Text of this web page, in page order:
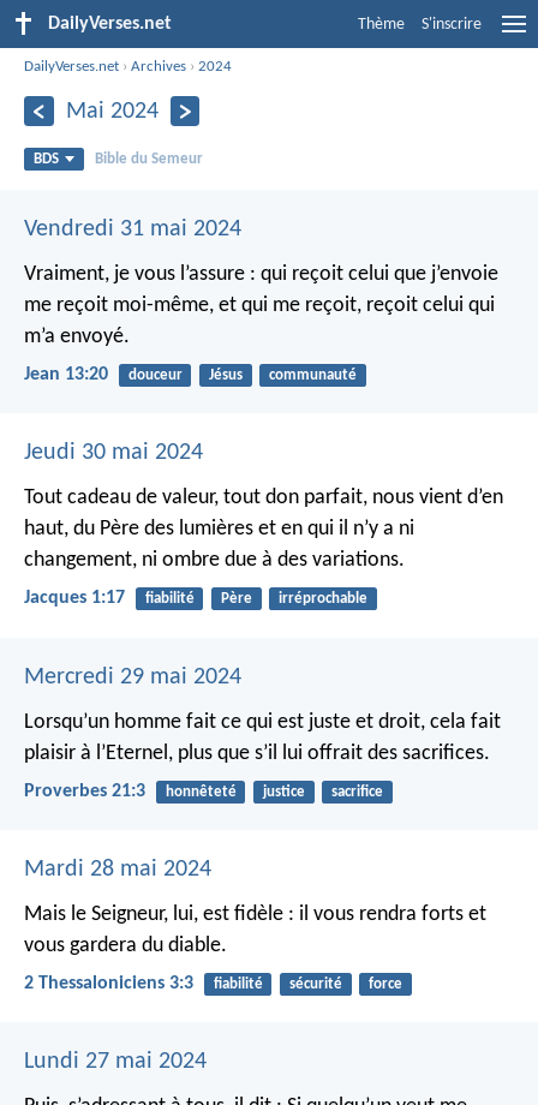
DailyVerses.net Thème S'inscrire
DailyVerses.net ›Archives ›2024
Mai 2024
BDS Bible du Semeur
Vendredi 31 mai 2024
Vraiment, je vous l’assure : qui reçoit celui que j’envoie
me reçoit moi-même, et qui me reçoit, reçoit celui qui
m’a envoyé.
Jean 13:20 douceur Jésus communauté
Jeudi 30 mai 2024
Tout cadeau de valeur, tout don parfait, nous vient d’en
haut, du Père des lumières et en qui il n’y a ni
changement, ni ombre due à des variations.
Jacques 1:17 fiabilité Père irréprochable
Mercredi 29 mai 2024
Lorsqu’un homme fait ce qui est juste et droit, cela fait
plaisir à l’Eternel, plus que s’il lui offrait des sacrifices.
Proverbes 21:3 honnêteté justice sacrifice
Mardi 28 mai 2024
Mais le Seigneur, lui, est fidèle : il vous rendra forts et
vous gardera du diable.
2 Thessaloniciens 3:3 fiabilité sécurité force
Lundi 27 mai 2024